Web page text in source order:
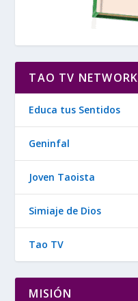
TAO TV NETWORK
Educa tus Sentidos
Geninfal
Joven Taoista
Simiaje de Dios
Tao TV
MISIÓN